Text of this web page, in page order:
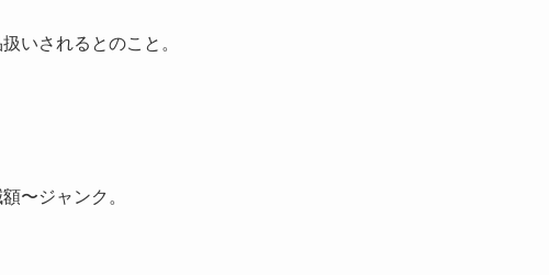
いされるとのこと。
〜ジャンク。